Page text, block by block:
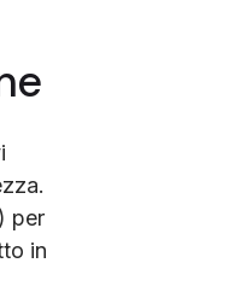
per
in